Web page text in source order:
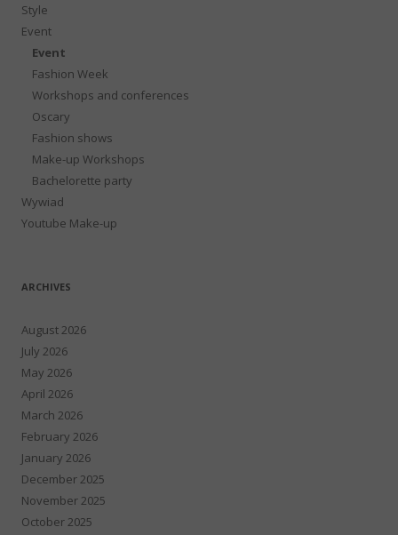
Style
Event
Event
Fashion Week
Workshops and conferences
Oscary
Fashion shows
Make-up Workshops
Bachelorette party
Wywiad
Youtube Make-up
ARCHIVES
August 2026
July 2026
May 2026
April 2026
March 2026
February 2026
January 2026
December 2025
November 2025
October 2025